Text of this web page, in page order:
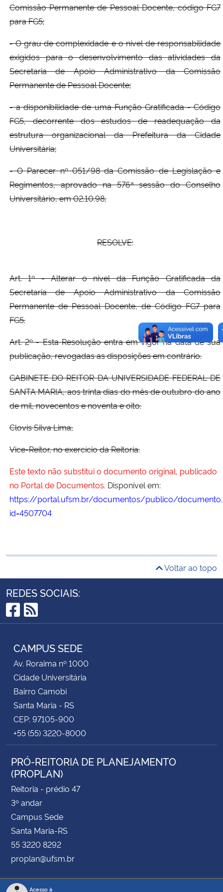
Secretaria-Geral
Secretaria de Governo
Gabinete de Segurança Institucional
Planalto
Comissão Permanente de Pessoal Docente, código FG7
para FG5;
- O grau de complexidade e o nível de responsabilidade
exigidos para o desenvolvimento das atividades da
Secretaria de Apoio Administrativo da Comissão
Permanente de Pessoal Docente;
- a disponibilidade de uma Função Gratificada - Código
FG5, decorrente dos estudos de readequação da
estrutura organizacional da Prefeitura da Cidade
Universitária;
- O Parecer nº 051/98 da Comissão de Legislação e
Regimentos, aprovado na 576ª sessão do Conselho
Universitário, em 02.10.98,
RESOLVE:
Art. 1º - Alterar o nível da Função Gratificada da
Secretaria de Apoio Administrativo da Comissão
Permanente de Pessoal Docente, de Código FG7 para
FG5.
Art. 2º - Esta Resolução entra em vigor na data de sua
publicação, revogadas as disposições em contrário.
GABINETE DO REITOR DA UNIVERSIDADE FEDERAL DE
SANTA MARIA, aos trinta dias do mês de outubro do ano
de mil, novecentos e noventa e oito.
Clovis Silva Lima,
Vice-Reitor, no exercício da Reitoria.
Este texto não substitui o documento original, publicado
no Portal de Documentos. Disponível em:
https://portal.ufsm.br/documentos/publico/
id=4507704
Voltar ao topo
REDES SOCIAIS:
Facebook
RSS
CAMPUS SEDE
Av. Roraima nº 1000
Cidade Universitária
Bairro Camobi
Santa Maria - RS
CEP: 97105-900
+55 (55) 3220-8000
PRÓ-REITORIA DE PLANEJAMENTO
(PROPLAN)
Reitoria - prédio 47
3º andar
Campus Sede
Santa Maria-RS
55 3220 8292
proplan@ufsm.br
Acesso à